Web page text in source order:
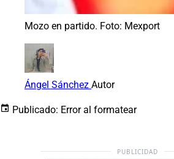
Mozo en partido. Foto: Mexport
Ángel Sánchez Autor
Publicado: Error al formatear
PUBLICIDAD